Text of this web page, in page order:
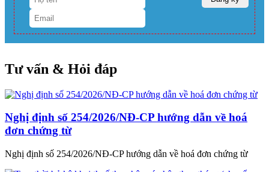
Tư vấn & Hỏi đáp
Nghị định số 254/2026/NĐ-CP hướng dẫn về hoá
đơn chứng từ
Nghị định số 254/2026/NĐ-CP hướng dẫn về hoá đơn chứng từ